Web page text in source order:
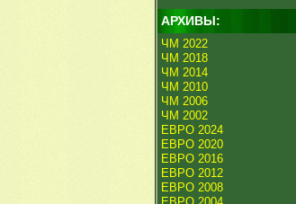
АРХИВЫ:
ЧМ 2022
ЧМ 2018
ЧМ 2014
ЧМ 2010
ЧМ 2006
ЧМ 2002
ЕВРО 2024
ЕВРО 2020
ЕВРО 2016
ЕВРО 2012
ЕВРО 2008